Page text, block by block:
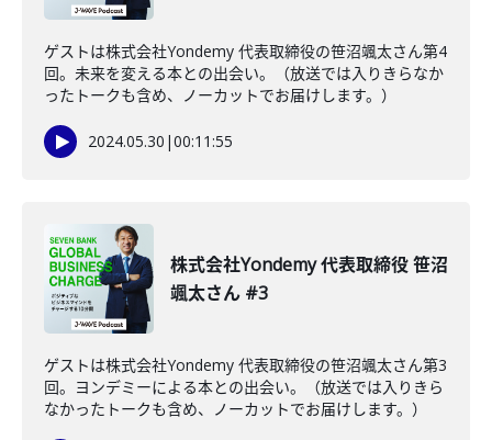
ゲストは株式会社Yondemy 代表取締役の笹沼颯太さん第4
回。未来を変える本との出会い。（放送では入りきらなか
ったトークも含め、ノーカットでお届けします。）
2024.05.30 |00:11:55
株式会社Yondemy 代表取締役 笹沼
颯太さん #3
ゲストは株式会社Yondemy 代表取締役の笹沼颯太さん第3
回。ヨンデミーによる本との出会い。（放送では入りきら
なかったトークも含め、ノーカットでお届けします。）